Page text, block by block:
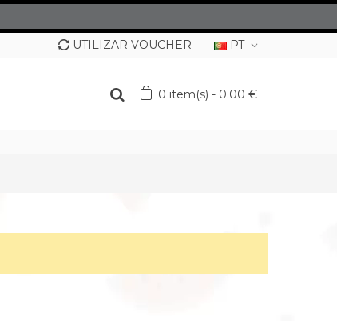
PT
UTILIZAR VOUCHER
0 item(s) - 0.00 €